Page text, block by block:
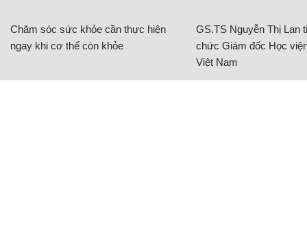
Chăm sóc sức khỏe cần thực hiện
ngay khi cơ thể còn khỏe
GS.TS Nguyễn Thị Lan
chức Giám đốc Học
Việt Nam